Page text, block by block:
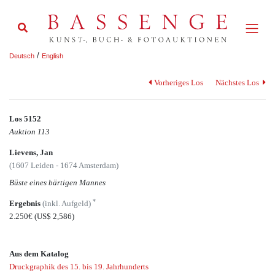
Deutsch / English
Vorheriges Los Nächstes Los
Los 5152
Auktion 113
Lievens, Jan
(1607 Leiden - 1674 Amsterdam)
Büste eines bärtigen Mannes
Ergebnis (inkl. Aufgeld) *
2.250€ (US$ 2,586)
Aus dem Katalog
Druckgraphik des 15. bis 19. Jahrhunderts